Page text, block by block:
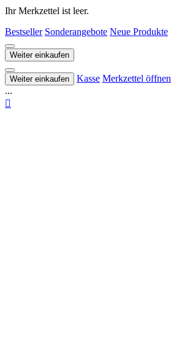
Ihr Merkzettel ist leer.
Bestseller Sonderangebote Neue Produkte
Weiter einkaufen
Weiter einkaufen Kasse Merkzettel öffnen
...
